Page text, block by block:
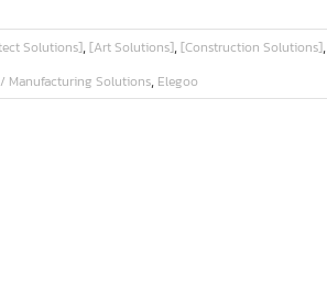
Solutions],[Art Solutions],[Construction Solutions],
Manufacturing Solutions, Elegoo